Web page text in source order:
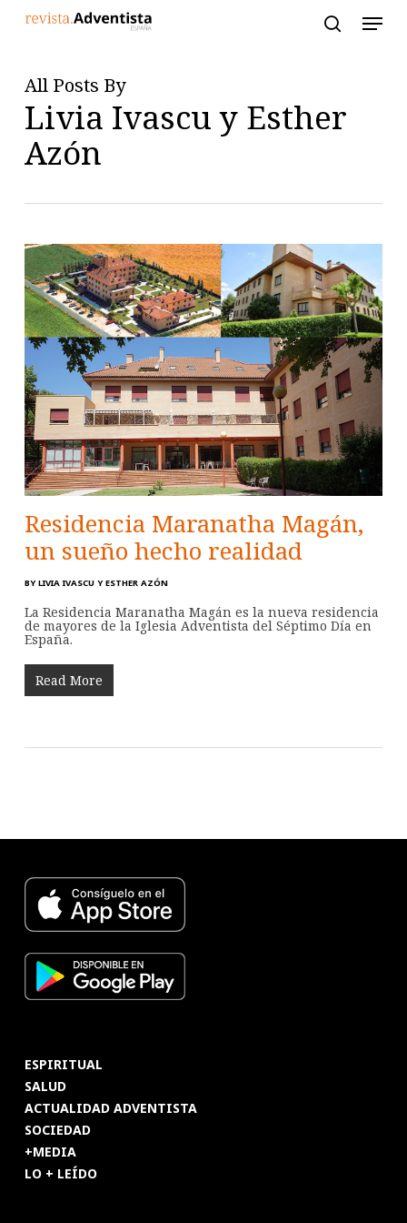
contentAll Posts By
Livia Ivascu y Esther
Azón
Residencia Maranatha Magán,
un sueño hecho realidad
BY LIVIA IVASCU Y ESTHER AZÓN
La Residencia Maranatha Magán es la nueva residencia
de mayores de la Iglesia Adventista del Séptimo Día en
España.
Read More
ESPIRITUAL
SALUD
ACTUALIDAD ADVENTISTA
SOCIEDAD
+MEDIA
LO + LEÍDO